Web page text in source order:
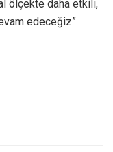
ölçekte daha etkili,
edeceğiz”